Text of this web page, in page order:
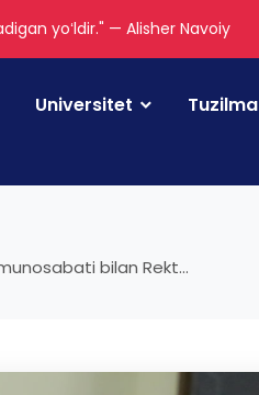
yoʻldir." — Alisher Navoiy
Universitet Tuzilma
bilan Rekt...